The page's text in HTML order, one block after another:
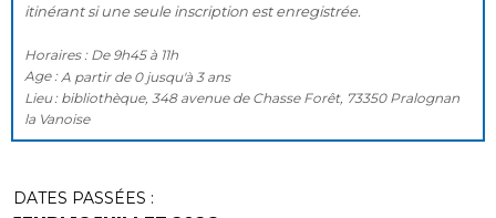
itinérant si une seule inscription est enregistrée.
Horaires : De 9h45 à 11h
Age : A partir de 0 jusqu'à 3 ans
Lieu bibliothèque, 348 avenue de Chasse Forêt, 73350 Pralognan
la Vanoise
DATES PASSÉES :